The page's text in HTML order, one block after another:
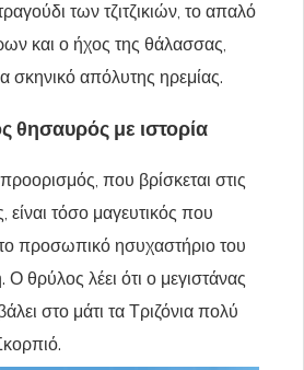
των τζιτζικιών, το απαλό
και ο ήχος της θάλασσας,
σκηνικό απόλυτης ηρεμίας.
θησαυρός με ιστορία
που βρίσκεται στις
είναι τόσο μαγευτικός που
το προσωπικό ησυχαστήριο του
θρύλος λέει ότι ο μεγιστάνας
στο μάτι τα Τριζόνια πολύ